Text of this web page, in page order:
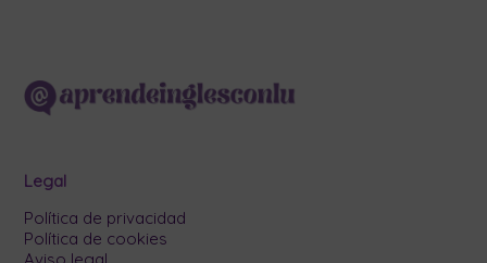
Legal
Política de privacidad
Política de cookies